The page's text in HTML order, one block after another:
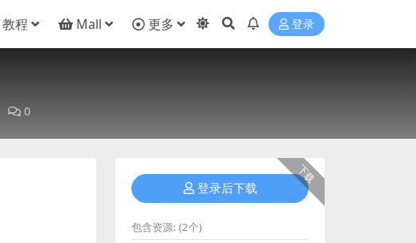
教程 Mall 更多 登录
0
下载
登录后下载
包含资源: (2个)